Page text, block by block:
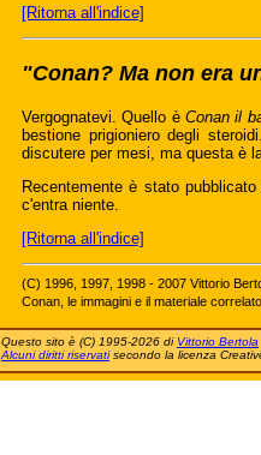
[Ritorna all'indice]
"Conan? Ma non era
Vergognatevi. Quello è Conan il
bestione prigioniero degli
discutere per mesi, ma questa è
Recentemente è stato
c'entra niente.
[Ritorna all'indice]
(C) 1996, 1997, 1998 - 2007 Vittorio
Conan, le immagini e il materiale
Questo sito è (C) 1995-2026 di Vittorio Bertola
Alcuni diritti riservatisecondo la licenza